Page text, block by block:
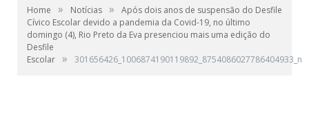
Home » Notícias »
Após dois anos de suspensão do Desfile
Cívico Escolar devido a pandemia da Covid-19, no último
domingo (4), Rio Preto da Eva presenciou mais uma edição do
Desfile
Escolar » 301656426_1006874190119892_8754086027786404933_n